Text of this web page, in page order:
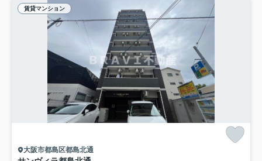
賃貸マンション
大阪市都島区都島北通